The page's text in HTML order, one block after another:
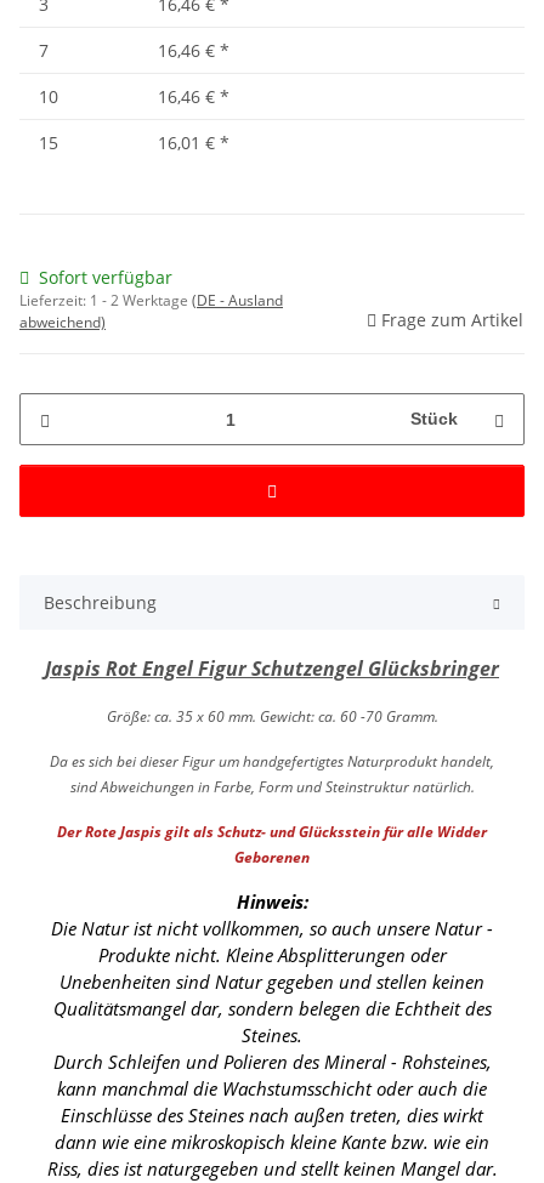
7
16,46 € *
10
16,46 € *
15
16,01 € *
Sofort verfügbar
Lieferzeit: 1 - 2 Werktage (DE - Ausland
abweichend)
Frage zum Artikel
Stück
Beschreibung
Jaspis Rot Engel Figur Schutzengel Glücksbringer
Größe: ca. 35 x 60 mm. Gewicht: ca. 60 -70 Gramm.
Da es sich bei dieser Figur um handgefertigtes Naturprodukt handelt,
sind Abweichungen in Farbe, Form und Steinstruktur natürlich.
Der Rote Jaspis gilt als Schutz- und Glücksstein für alle Widder
Geborenen
Hinweis:
Die Natur ist nicht vollkommen, so auch unsere Natur -
Produkte nicht. Kleine Absplitterungen oder
Unebenheiten sind Natur gegeben und stellen keinen
Qualitätsmangel dar, sondern belegen die Echtheit des
Steines.
Durch Schleifen und Polieren des Mineral - Rohsteines,
kann manchmal die Wachstumsschicht oder auch die
Einschlüsse des Steines nach außen treten, dies wirkt
dann wie eine mikroskopisch kleine Kante bzw. wie ein
Riss, dies ist naturgegeben und stellt keinen Mangel dar.